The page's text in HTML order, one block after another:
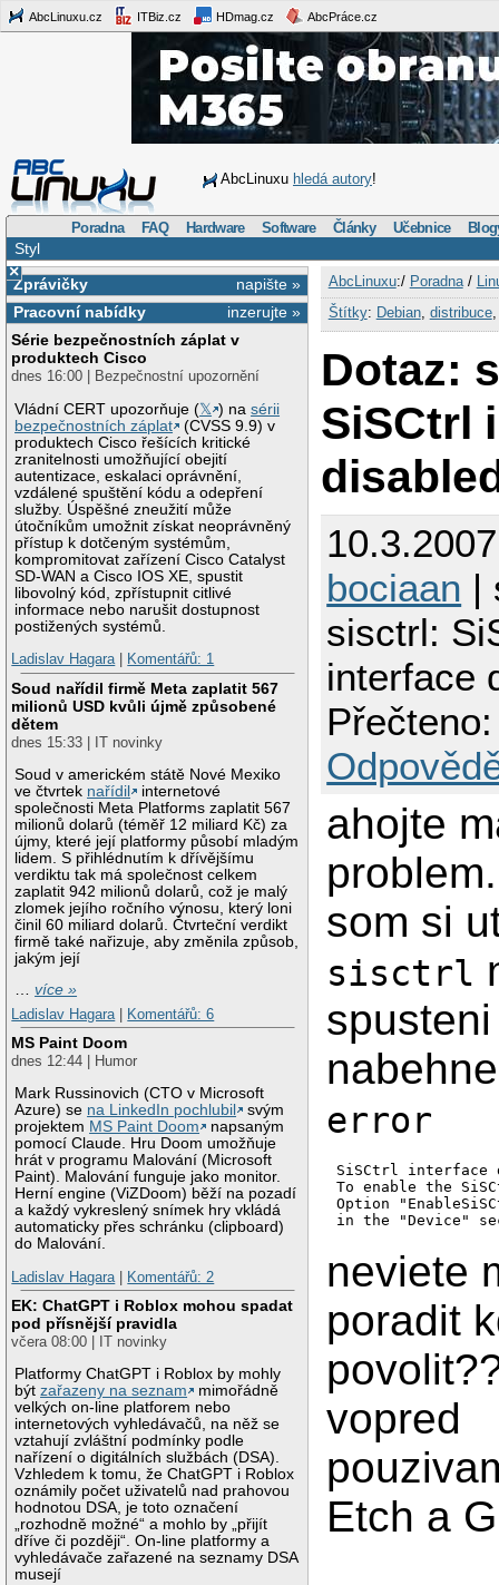
AbcLinuxu.cz ITBiz.cz HDmag.cz AbcPráce.cz
AbcLinuxu hledá autory!
Poradna FAQ Hardware Software Články Učebnice
Styl
×
napište »
Zprávičky
inzerujte »
Pracovní nabídky
Série bezpečnostních záplat v
produktech Cisco
dnes 16:00 | Bezpečnostní upozornění
Vládní CERT upozorňuje (𝕏 ) nasérii
bezpečnostních záplat
(CVSS 9.9) v
produktech Cisco řešících kritické
zranitelnosti umožňující obejití
autentizace, eskalaci oprávnění,
vzdálené spuštění kódu a odepření
služby. Úspěšné zneužití může
útočníkům umožnit získat neoprávněný
přístup k dotčeným systémům,
kompromitovat zařízení Cisco Catalyst
SD-WAN a Cisco IOS XE, spustit
libovolný kód, zpřístupnit citlivé
informace nebo narušit dostupnost
postižených systémů.
Ladislav Hagara| Komentářů: 1
Soud nařídil firmě Meta zaplatit 567
milionů USD kvůli újmě způsobené
dětem
dnes 15:33 | IT novinky
Soud v americkém státě Nové Mexiko
ve čtvrtek nařídil
internetové
společnosti Meta Platforms zaplatit 567
milionů dolarů (téměř 12 miliard Kč) za
újmy, které její platformy působí mladým
lidem. S přihlédnutím k dřívějšímu
verdiktu tak má společnost celkem
zaplatit 942 milionů dolarů, což je malý
zlomek jejího ročního výnosu, který loni
činil 60 miliard dolarů. Čtvrteční verdikt
firmě také nařizuje, aby změnila způsob,
jakým její
…více »
Ladislav Hagara
Komentářů: 6
MS Paint Doom
dnes 12:44 | Humor
Mark Russinovich (CTO v Microsoft
Azure) se na LinkedIn pochlubil
svým
projektem MS Paint Doom
napsaným
pomocí Claude. Hru Doom umožňuje
hrát v programu Malování (Microsoft
Paint). Malování funguje jako monitor.
Herní engine (ViZDoom) běží na pozadí
a každý vykreslený snímek hry vkládá
automaticky přes schránku (clipboard)
do Malování.
Ladislav Hagara
Komentářů: 2
EK: ChatGPT i Roblox mohou spadat
pod přísnější pravidla
včera 08:00 | IT novinky
Platformy ChatGPT i Roblox by mohly
býtzařazeny na seznam
mimořádně
velkých on-line platforem nebo
internetových vyhledávačů, na něž se
vztahují zvláštní podmínky podle
nařízení o digitálních službách (DSA).
Vzhledem k tomu, že ChatGPT i Roblox
oznámily počet uživatelů nad prahovou
hodnotou DSA, je toto označení
„rozhodně možné“ a mohlo by „přijít
dříve či později“. On-line platformy a
vyhledávače zařazené na seznamy DSA
musejí
AbcLinuxu:/ Poradna/
Štítky: Debian, distribuce
Dotaz:
SiSCtrl
bociaan |
sisctrl:
interface
ahojte
som si
sisctrl
error
SiSCtrl interface
To enable the
Option
in the "Device"
neviete
poradit
vopred
Etch a